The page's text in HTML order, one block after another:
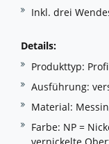
Inkl. drei
Details:
Produkttyp:
Ausführung:
Material:
Farbe: NP =